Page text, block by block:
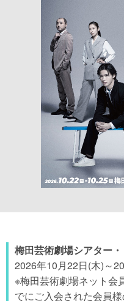
梅田芸術劇場シアター
2026年10月22日(木)～
※梅田芸術劇場ネット会
でにご入会された会員